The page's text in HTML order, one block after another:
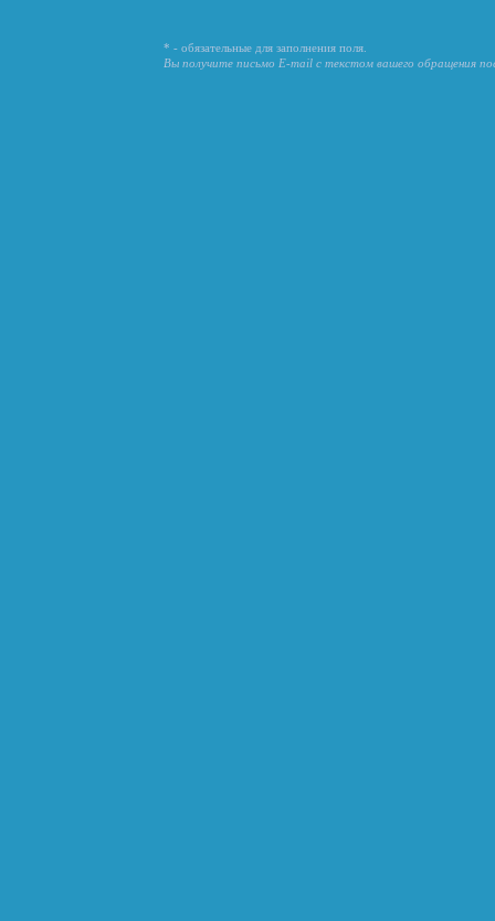
* - обязательные для заполнения поля.
Вы получите письмо E-mail с текстом вашего обращения